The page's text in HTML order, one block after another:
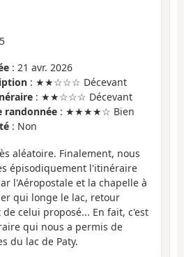
5
: 21 avr. 2026
: ★★☆☆☆ Décevant
: ★★☆☆☆ Décevant
randonnée : ★★★★☆ Bien
: Non
aléatoire. Finalement, nous
épisodiquement l'itinéraire
l'Aéropostale et la chapelle à
qui longe le lac, retour
celui proposé... En fait, c'est
qui nous a permis de
du lac de Paty.